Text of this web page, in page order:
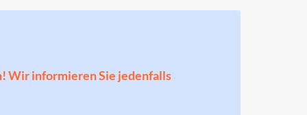
Wir informieren Sie jedenfalls